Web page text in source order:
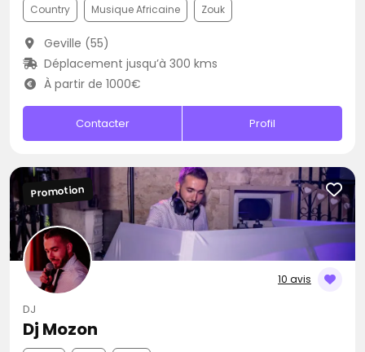
Country Musique Africaine Zouk
Geville (55)
Déplacement jusqu’à 300 kms
À partir de 1000€
Contacter Profil
10 avis
Promotion
DJ
Dj Mozon